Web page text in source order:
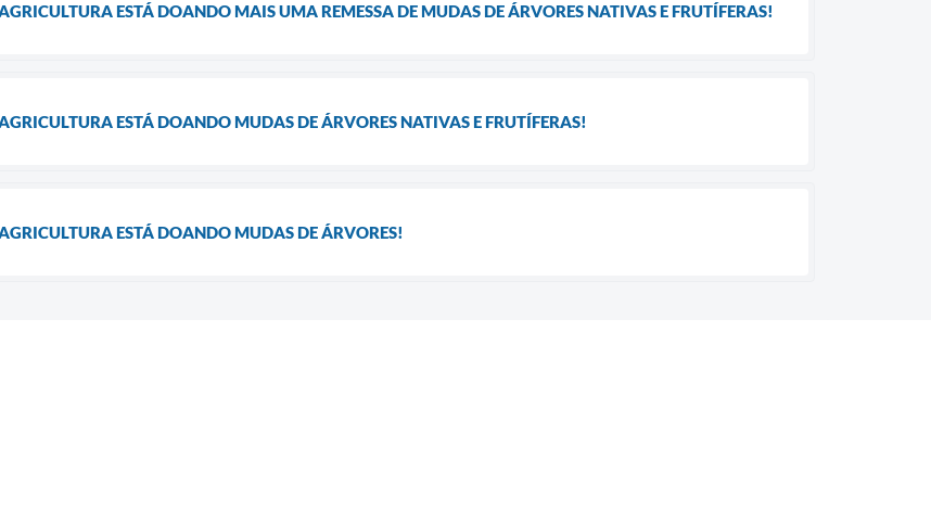
ESTÁ DOANDO MAIS UMA REMESSA DE MUDAS DE ÁRVORES NATIVAS E FRUTÍFERAS!
ESTÁ DOANDO MUDAS DE ÁRVORES NATIVAS E FRUTÍFERAS!
ESTÁ DOANDO MUDAS DE ÁRVORES!